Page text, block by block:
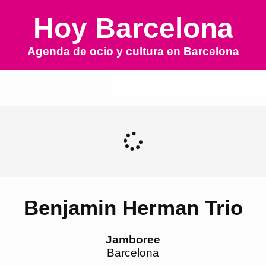
Hoy Barcelona
Agenda de ocio y cultura en Barcelona
Benjamin Herman Trio
Jamboree
Barcelona